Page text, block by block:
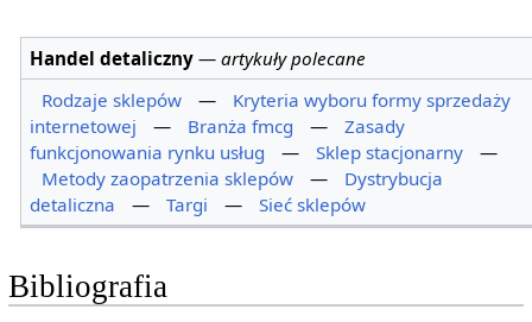
Handel detaliczny —artykuły polecane
Rodzaje sklepów
—
Kryteria wyboru formy sprzedaży
internetowej
— Branża fmcg —
Zasady
funkcjonowania rynku usług
— Sklep stacjonarny
—
Metody zaopatrzenia sklepów
—
Dystrybucja
detaliczna
— Targi — Sieć sklepów
Bibliografia